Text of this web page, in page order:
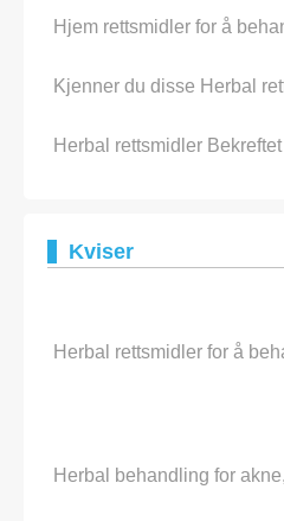
Kjenner du disse Herbal
Kviser
Herbal rettsmidler for å
Herbal behandling for